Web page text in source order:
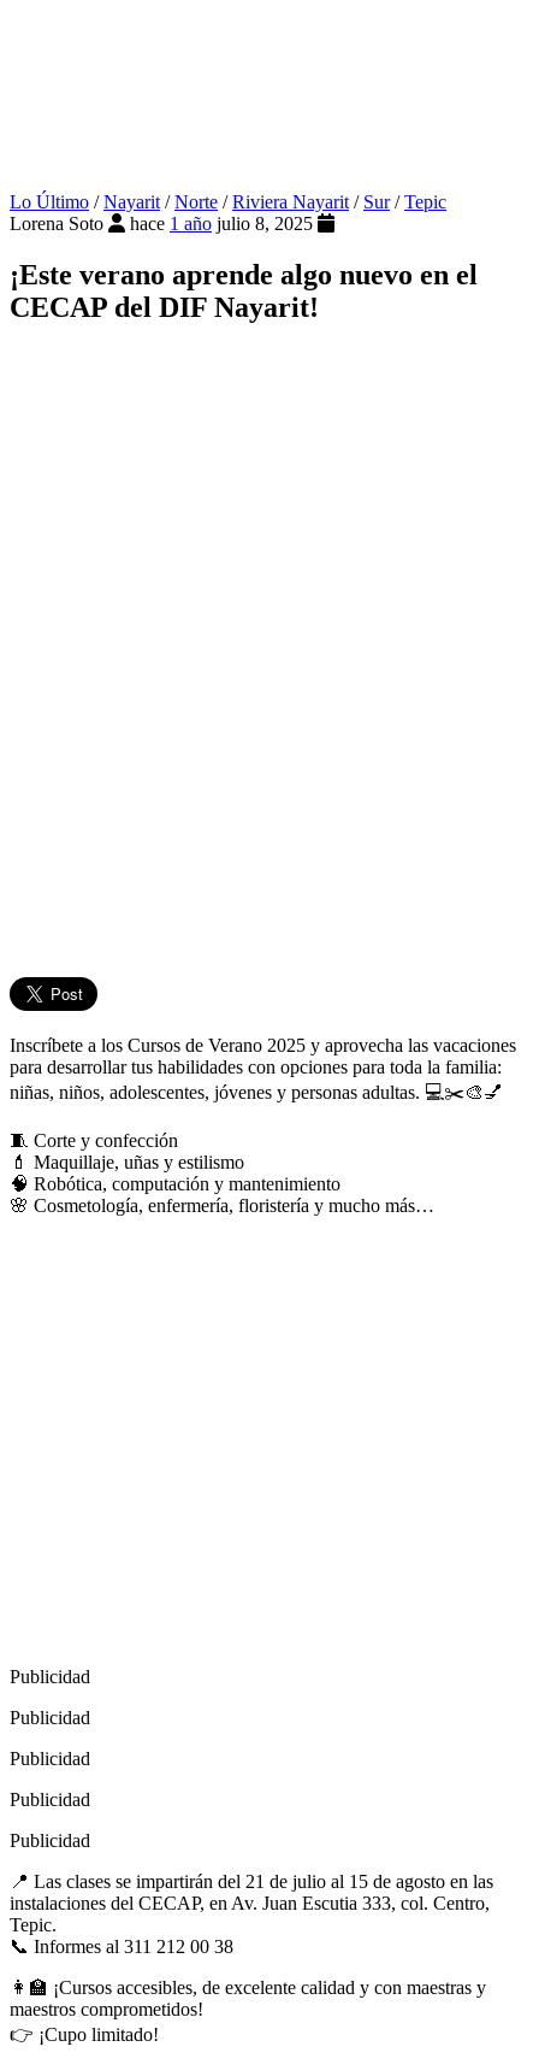
Lo Último /Nayarit/Norte /Riviera Nayarit/ Sur/Tepic
Lorena Soto
hace 1 año julio 8, 2025
¡Este verano aprende algo nuevo en el
CECAP del DIF Nayarit!
Inscríbete a los Cursos de Verano 2025 y aprovecha las vacaciones
para desarrollar tus habilidades con opciones para toda la familia:
niñas, niños, adolescentes, jóvenes y personas adultas. 💻✂️🎨💅
🧵 Corte y confección
💄 Maquillaje, uñas y estilismo
🧠 Robótica, computación y mantenimiento
🌸 Cosmetología, enfermería, floristería y mucho más…
Publicidad
Publicidad
Publicidad
Publicidad
Publicidad
📍 Las clases se impartirán del 21 de julio al 15 de agosto en las
instalaciones del CECAP, en Av. Juan Escutia 333, col. Centro,
Tepic.
📞 Informes al 311 212 00 38
👩‍🏫 ¡Cursos accesibles, de excelente calidad y con maestras y
maestros comprometidos!
👉 ¡Cupo limitado!